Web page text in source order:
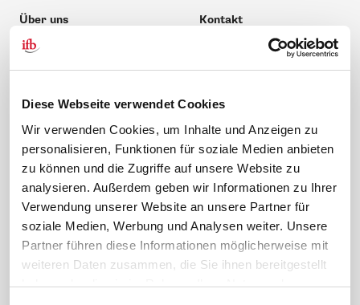
Diese Webseite verwendet Cookies
Wir verwenden Cookies, um Inhalte und Anzeigen zu
personalisieren, Funktionen für soziale Medien anbieten
zu können und die Zugriffe auf unsere Website zu
analysieren. Außerdem geben wir Informationen zu Ihrer
Verwendung unserer Website an unsere Partner für
soziale Medien, Werbung und Analysen weiter. Unsere
Partner führen diese Informationen möglicherweise mit
weiteren Daten zusammen, die Sie ihnen bereitgestellt
haben oder die sie im Rahmen Ihrer Nutzung der
Über uns
Unternehmen
Kontakt
Schulungsberatung
Inhouseberatung
Service
ifb-medien
Bahn Sondertarif
meinifb
Themen
BEM
Rhetorik
BR-Wahl